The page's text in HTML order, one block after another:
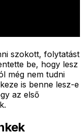
szokott, folytatást
be, hogy lesz
még nem tudni
is benne lesz-e
az első